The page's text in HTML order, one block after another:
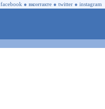
facebook ● вконтакте ● twitter ● instagram